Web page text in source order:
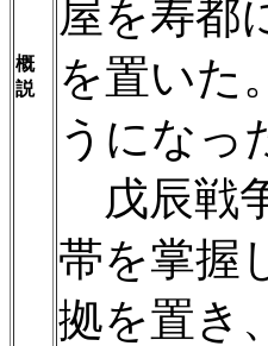
概
説
屋を寿都
を置いた
うになっ
戊辰戦
帯を掌握
拠を置き、